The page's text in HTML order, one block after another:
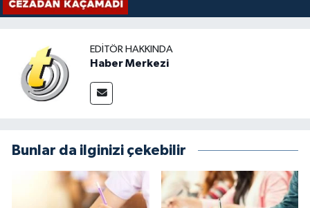
EDITÖR HAKKINDA
Haber Merkezi
Bunlar da ilginizi çekebilir